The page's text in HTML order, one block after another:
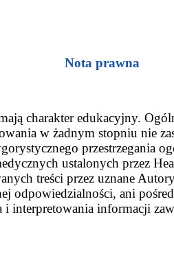
Nota prawna
charakter edukacyjny.
w żadnym stopniu nie
przestrzegania
ustalonych przez
treści przez uznane
odpowiedzialności, ani
i interpretowania informacji